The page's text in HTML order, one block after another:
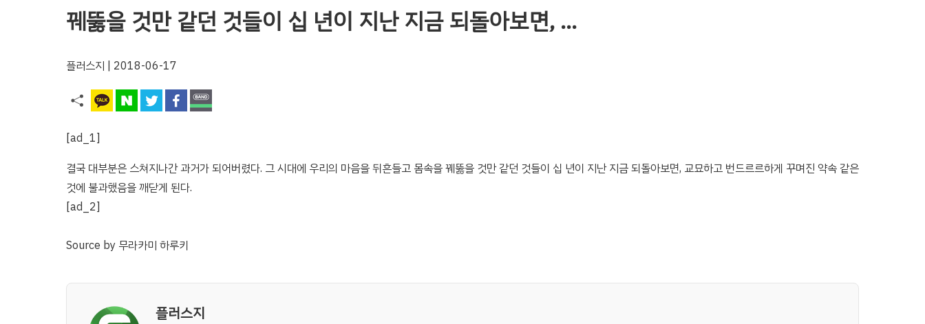
꿰뚫을 것만 같던 것들이 십 년이 지난 지금 되돌아보면, …
플러스지 | 2018-06-17
[ad_1]
결국 대부분은 스쳐지나간 과거가 되어버렸다. 그 시대에 우리의 마음을 뒤흔들고 몸속을 꿰뚫을 것만 같던 것들이 십 년이 지난 지금 되돌아보면, 교묘하고 번드르르하게 꾸며진 약속 같은
것에 불과했음을 깨닫게 된다.
[ad_2]
Source by 무라카미 하루키
플러스지